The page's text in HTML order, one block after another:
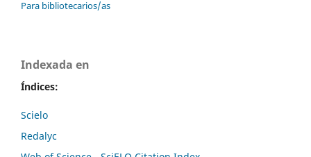
Para bibliotecarios/as
Indexada en
Índices:
Scielo
Redalyc